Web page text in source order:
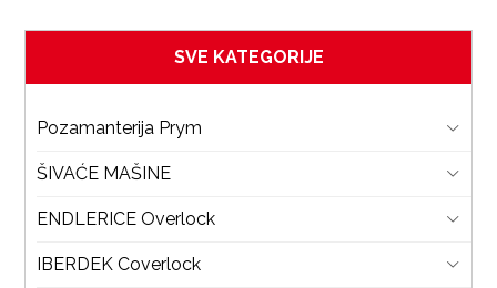
SVE KATEGORIJE
Pozamanterija Prym
ŠIVAĆE MAŠINE
ENDLERICE Overlock
IBERDEK Coverlock